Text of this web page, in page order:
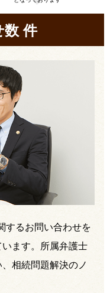
数件
するお問い合わせを
ます。所属弁護士
相続問題解決のノ